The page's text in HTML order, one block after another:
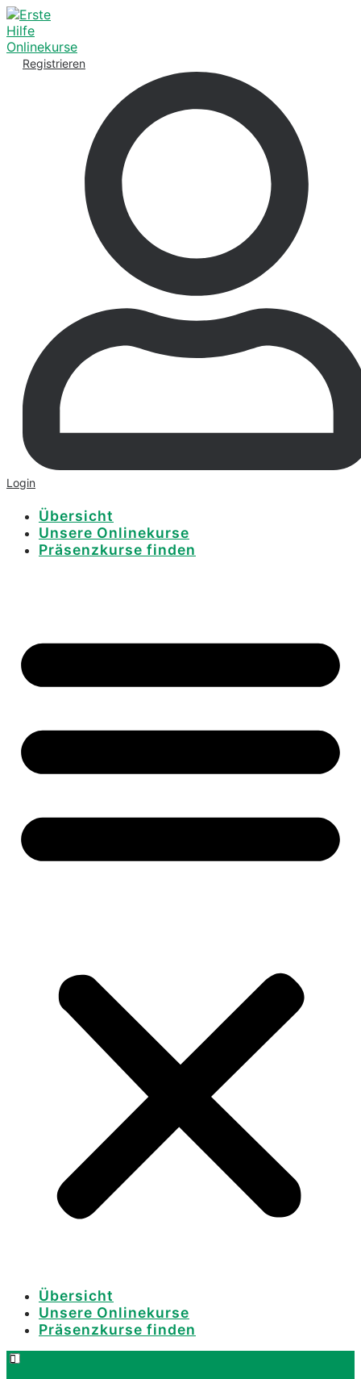
Registrieren
Login
Übersicht
Unsere Onlinekurse
Präsenzkurse finden
Übersicht
Unsere Onlinekurse
Präsenzkurse finden